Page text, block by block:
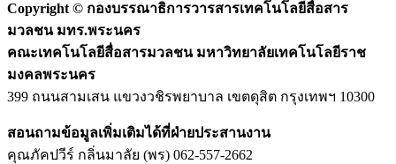
Copyright © กองบรรณาธิการวารสารเทคโนโลยีสื่อสาร
มวลชน มทร.พระนคร
คณะเทคโนโลยีสื่อสารมวลชน มหาวิทยาลัยเทคโนโลยีราช
มงคลพระนคร
399 ถนนสามเสน แขวงวชิรพยาบาล เขตดุสิต กรุงเทพฯ 10300
สอนถามข้อมูลเพิ่มเติมได้ที่ฝ่ายประสานงาน
คุณภัคปวีร์ กลิ่นมาลัย (พร) 062-557-2662